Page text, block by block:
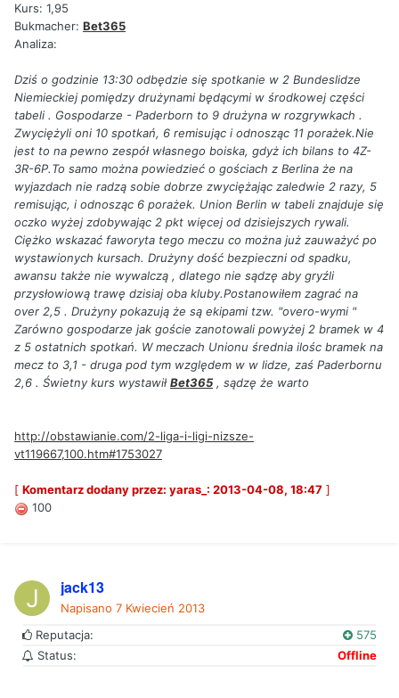
Kurs: 1,95
Bukmacher: Bet365
Analiza:
Dziś o godzinie 13:30 odbędzie się spotkanie w 2 Bundeslidze
Niemieckiej pomiędzy drużynami będącymi w środkowej części
tabeli . Gospodarze - Paderborn to 9 drużyna w rozgrywkach .
Zwyciężyli oni 10 spotkań, 6 remisując i odnosząc 11 porażek.Nie
jest to na pewno zespół własnego boiska, gdyż ich bilans to 4Z-
3R-6P.To samo można powiedzieć o gościach z Berlina że na
wyjazdach nie radzą sobie dobrze zwyciężając zaledwie 2 razy, 5
remisując, i odnosząc 6 porażek. Union Berlin w tabeli znajduje się
oczko wyżej zdobywając 2 pkt więcej od dzisiejszych rywali.
Ciężko wskazać faworyta tego meczu co można już zauważyć po
wystawionych kursach. Drużyny dość bezpieczni od spadku,
awansu także nie wywalczą , dlatego nie sądzę aby gryźli
przysłowiową trawę dzisiaj oba kluby.Postanowiłem zagrać na
over 2,5 . Drużyny pokazują że są ekipami tzw. "overo-wymi "
Zarówno gospodarze jak goście zanotowali powyżej 2 bramek w 4
z 5 ostatnich spotkań. W meczach Unionu średnia ilośc bramek na
mecz to 3,1 - druga pod tym względem w w lidze, zaś Paderbornu
2,6 . Świetny kurs wystawiłBet365 , sądzę że warto
http://obstawianie.com/2-liga-i-ligi-nizsze-
vt119667,100.htm#1753027
[ Komentarz dodany przez: yaras_: 2013-04-08, 18:47 ]
100
jack13
Napisano 7 Kwiecień 2013
Reputacja:
575
Status:
Offline